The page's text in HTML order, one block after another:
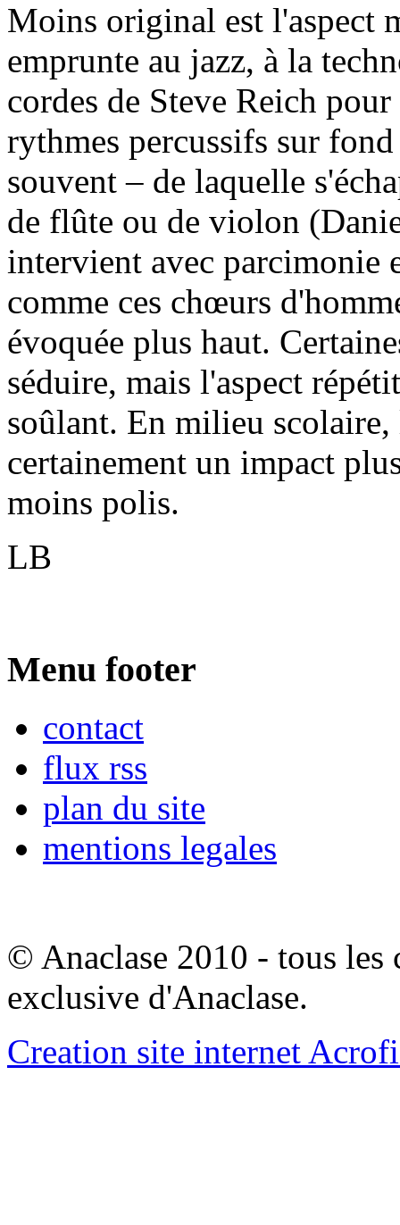
Moins original est l'aspect
emprunte au jazz, à la
cordes de Steve Reich
rythmes percussifs sur
souvent – de laquelle
de flûte ou de violon
intervient avec parcimonie
comme ces chœurs
évoquée plus haut.
séduire, mais l'aspect
soûlant. En milieu
certainement un impact
moins polis.
LB
Menu footer
contact
flux rss
plan du site
mentions legales
© Anaclase 2010 - tous les
exclusive d'Anaclase.
Creation site internet